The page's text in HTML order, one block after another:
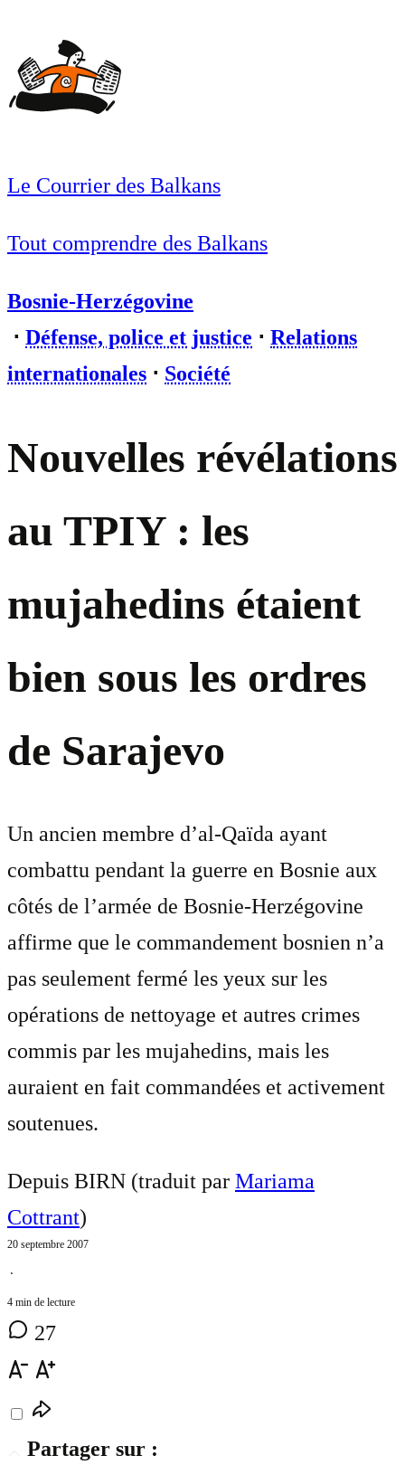
Le Courrier des Balkans
Tout comprendre des Balkans
Bosnie-Herzégovine
⋅ Défense, police et justice ⋅ Relations
internationales ⋅ Société
Nouvelles révélations
au TPIY : les
mujahedins étaient
bien sous les ordres
de Sarajevo
Un ancien membre d’al-Qaïda ayant
combattu pendant la guerre en Bosnie aux
côtés de l’armée de Bosnie-Herzégovine
affirme que le commandement bosnien n’a
pas seulement fermé les yeux sur les
opérations de nettoyage et autres crimes
commis par les mujahedins, mais les
auraient en fait commandées et activement
soutenues.
Depuis BIRN (traduit par Mariama
Cottrant)
20 septembre 2007
⋅
4 min de lecture
27
Partager sur :